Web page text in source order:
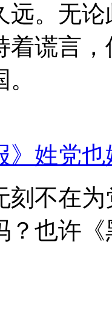
远。无
着谎言
》姓党
刻不在
？也许